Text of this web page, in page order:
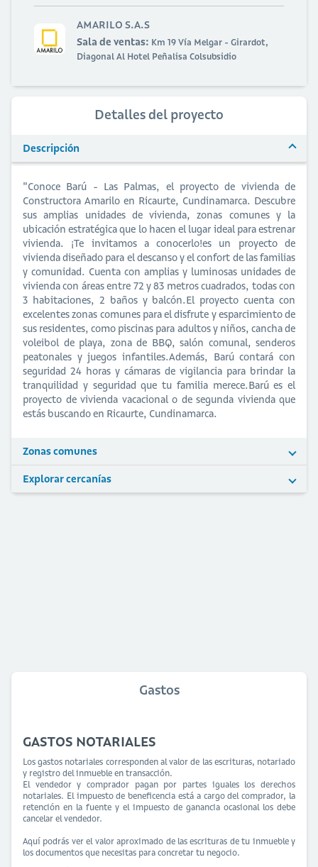
AMARILO S.A.S
Sala de ventas: Km 19 Vía Melgar - Girardot,
Diagonal Al Hotel Peñalisa Colsubsidio
Detalles del proyecto
Descripción
"Conoce Barú - Las Palmas, el proyecto de vivienda de
Constructora Amarilo en Ricaurte, Cundinamarca. Descubre
sus amplias unidades de vivienda, zonas comunes y la
ubicación estratégica que lo hacen el lugar ideal para estrenar
vivienda. ¡Te invitamos a conocerlo!es un proyecto de
vivienda diseñado para el descanso y el confort de las familias
y comunidad. Cuenta con amplias y luminosas unidades de
vivienda con áreas entre 72 y 83 metros cuadrados, todas con
3 habitaciones, 2 baños y balcón.El proyecto cuenta con
excelentes zonas comunes para el disfrute y esparcimiento de
sus residentes, como piscinas para adultos y niños, cancha de
voleibol de playa, zona de BBQ, salón comunal, senderos
peatonales y juegos infantiles.Además, Barú contará con
seguridad 24 horas y cámaras de vigilancia para brindar la
tranquilidad y seguridad que tu familia merece.Barú es el
proyecto de vivienda vacacional o de segunda vivienda que
estás buscando en Ricaurte, Cundinamarca.
Zonas comunes
Explorar cercanías
Gastos
GASTOS NOTARIALES
Los gastos notariales corresponden al valor de las escrituras, notariado
y registro del inmueble en transacción.
El vendedor y comprador pagan por partes iguales los derechos
notariales. El impuesto de beneficencia está a cargo del comprador, la
retención en la fuente y el impuesto de ganancia ocasional los debe
cancelar el vendedor.
Aquí podrás ver el valor aproximado de las escrituras de tu inmueble y
los documentos que necesitas para concretar tu negocio.